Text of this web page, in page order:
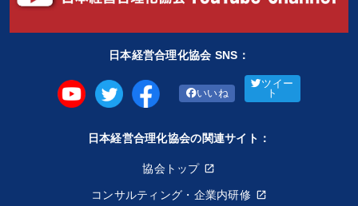
日本経営合理化協会 SNS：
いいね
ツイー
ト
日本経営合理化協会の関連サイト：
協会トップ
コンサルティング・企業内研修